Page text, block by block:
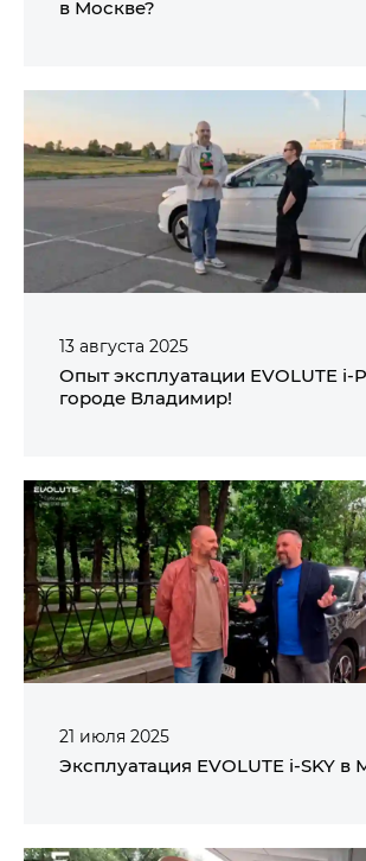
в Москве?
13 августа 2025
Опыт эксплуатации EVOLUTE
городе Владимир!
21 июля 2025
Эксплуатация EVOLUTE i‑SKY в